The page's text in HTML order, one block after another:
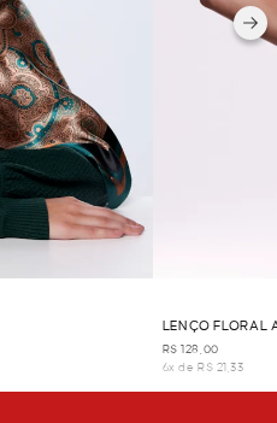
LENÇO FLORAL
R$ 128,00
6x de R$ 21,33